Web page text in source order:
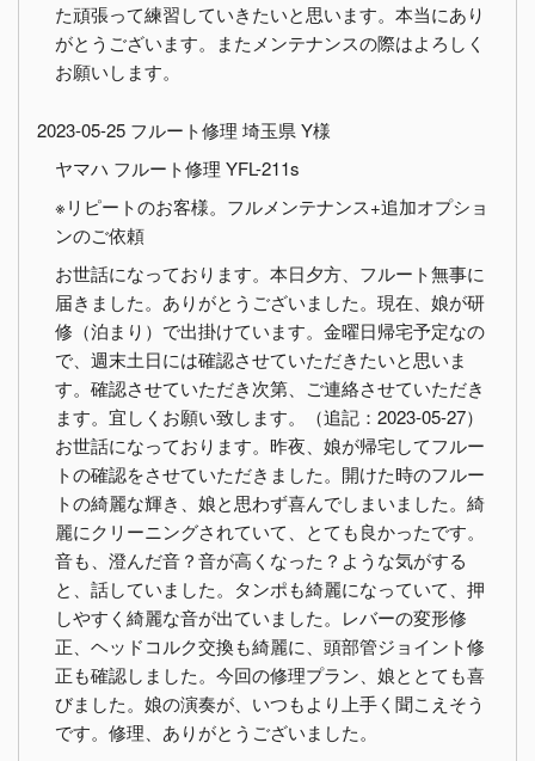
た頑張って練習していきたいと思います。本当にあり
がとうございます。またメンテナンスの際はよろしく
お願いします。
2023-05-25 フルート修理 埼玉県 Y様
ヤマハ フルート修理 YFL-211s
※リピートのお客様。フルメンテナンス+追加オプショ
ンのご依頼
お世話になっております。本日夕方、フルート無事に
届きました。ありがとうございました。現在、娘が研
修（泊まり）で出掛けています。金曜日帰宅予定なの
で、週末土日には確認させていただきたいと思いま
す。確認させていただき次第、ご連絡させていただき
ます。宜しくお願い致します。（追記：2023-05-27）
お世話になっております。昨夜、娘が帰宅してフルー
トの確認をさせていただきました。開けた時のフルー
トの綺麗な輝き、娘と思わず喜んでしまいました。綺
麗にクリーニングされていて、とても良かったです。
音も、澄んだ音？音が高くなった？ような気がする
と、話していました。タンポも綺麗になっていて、押
しやすく綺麗な音が出ていました。レバーの変形修
正、ヘッドコルク交換も綺麗に、頭部管ジョイント修
正も確認しました。今回の修理プラン、娘ととても喜
びました。娘の演奏が、いつもより上手く聞こえそう
です。修理、ありがとうございました。